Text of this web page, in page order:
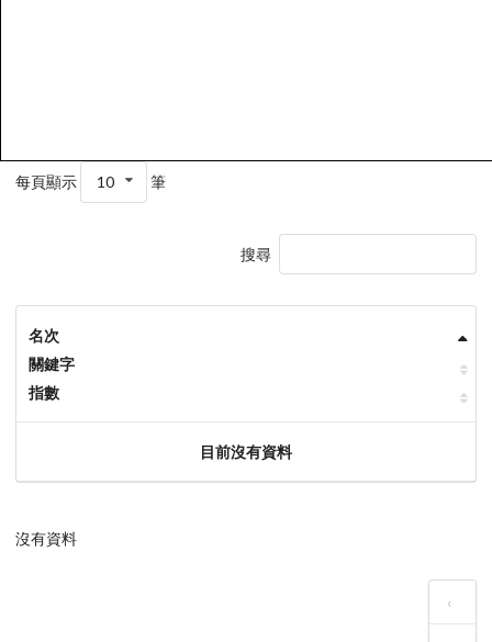
每頁顯示 10 筆
搜尋
名次
關鍵字
指數
目前沒有資料
沒有資料
‹